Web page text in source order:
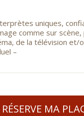
uniques,
comme sur
de la télévision et/
–
RÉSERVE MA